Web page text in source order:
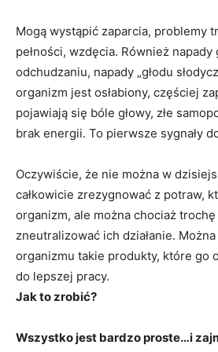
Mogą wystąpić zaparcia, problemy
pełności, wzdęcia. Również napady
odchudzaniu, napady „głodu
organizm jest osłabiony, częściej
pojawiają się bóle głowy, złe
brak energii. To pierwsze sygnały
Oczywiście, że nie można w
całkowicie zrezygnować z potraw,
organizm, ale można chociaż
zneutralizować ich działanie.
organizmu takie produkty, które go
do lepszej pracy.
Jak to zrobić?
Wszystko jest bardzo proste…i